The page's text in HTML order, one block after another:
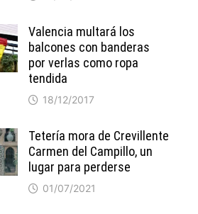
Valencia multará los
balcones con banderas
por verlas como ropa
tendida
18/12/2017
Tetería mora de Crevillente
Carmen del Campillo, un
lugar para perderse
01/07/2021